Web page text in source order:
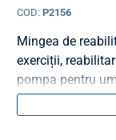
COD: P2156
Mingea de
exerciții,
pompa pentru